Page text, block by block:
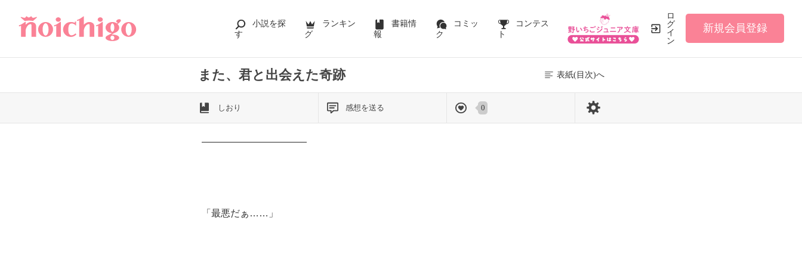
小説を探
す
ランキン
グ
書籍情
報
コミッ
ク
コンテス
ト
ロ
グ
イ
ン
新規会員登録
また、君と出会えた奇跡 表紙(目次)へ
しおり 感想を送る 0
前のページを表示する
121 / 196
―――――――――――
「最悪だぁ……」